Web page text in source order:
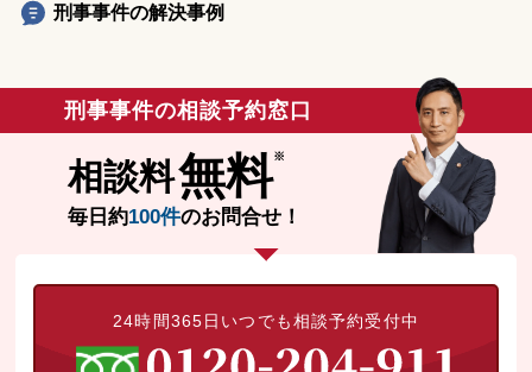
刑事事件の解決事例
刑事事件の相談予約窓口
相談料無料
毎日約100件のお問合せ！
24時間365日いつでも相談予約受付中